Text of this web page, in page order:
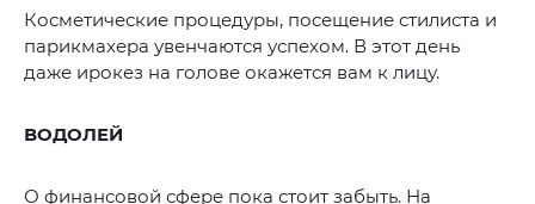
Косметические процедуры, посещение стилиста и
парикмахера увенчаются успехом. В этот день
даже ирокез на голове окажется вам к лицу.
ВОДОЛЕЙ
О финансовой сфере пока стоит забыть. На